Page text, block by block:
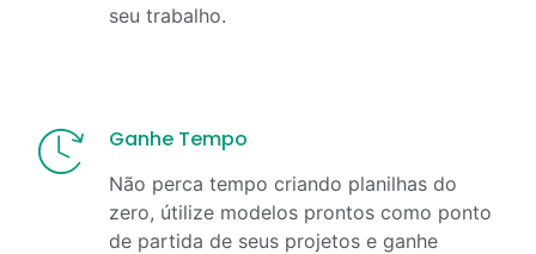
seu trabalho.
Ganhe Tempo
Não perca tempo criando planilhas do
zero, útilize modelos prontos como ponto
de partida de seus projetos e ganhe